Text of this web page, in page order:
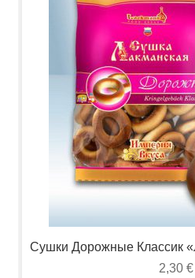
Сушки Дорожные Классик
2,30 €